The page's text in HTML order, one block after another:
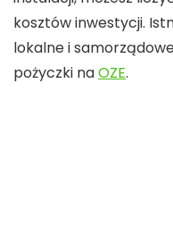
kosztów inwestycji.
lokalne i
pożyczki naOZE.